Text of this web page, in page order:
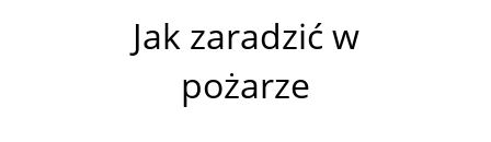
Jak zaradzić w
pożarze